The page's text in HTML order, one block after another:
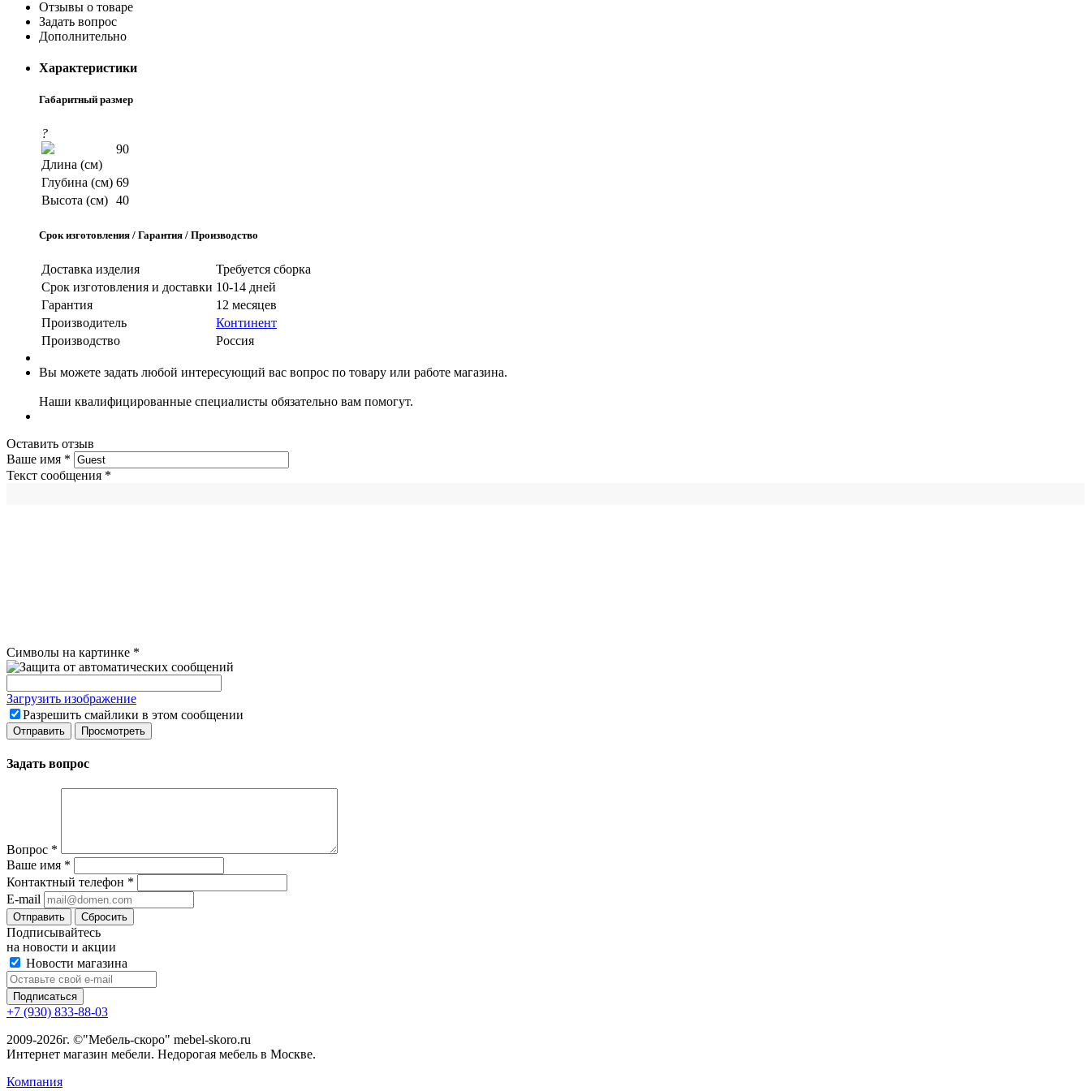
Отзывы о товаре
Задать вопрос
Дополнительно
Характеристики
Габаритный размер
?
Длина (см)
90
Глубина (см) 69
Высота (см) 40
Срок изготовления / Гарантия / Производство
Доставка изделия
Требуется сборка
Срок изготовления и доставки 10-14 дней
Гарантия
12 месяцев
Производитель
Континент
Производство
Россия
Вы можете задать любой интересующий вас вопрос по товару или работе магазина.
Наши квалифицированные специалисты обязательно вам помогут.
Оставить отзыв
Ваше имя *
Текст сообщения *
Символы на картинке *
Загрузить изображение
Разрешить смайлики в этом сообщении
Задать вопрос
Вопрос *
Ваше имя *
Контактный телефон *
E-mail
Сбросить
Подписывайтесь
на новости и акции
Новости магазина
+7 (930) 833-88-03
2009-2026г. ©"Мебель-скоро" mebel-skoro.ru
Интернет магазин мебели. Недорогая мебель в Москве.
Компания